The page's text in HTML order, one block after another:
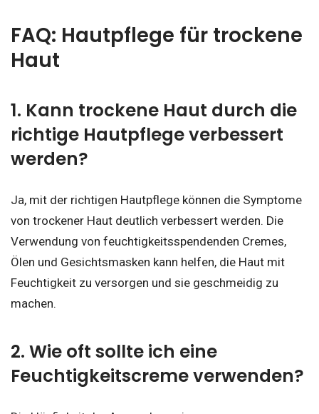
FAQ: Hautpflege für trockene
Haut
1. Kann trockene Haut durch die
richtige Hautpflege verbessert
werden?
Ja, mit der richtigen Hautpflege können die Symptome
von trockener Haut deutlich verbessert werden. Die
Verwendung von feuchtigkeitsspendenden Cremes,
Ölen und Gesichtsmasken kann helfen, die Haut mit
Feuchtigkeit zu versorgen und sie geschmeidig zu
machen.
2. Wie oft sollte ich eine
Feuchtigkeitscreme verwenden?